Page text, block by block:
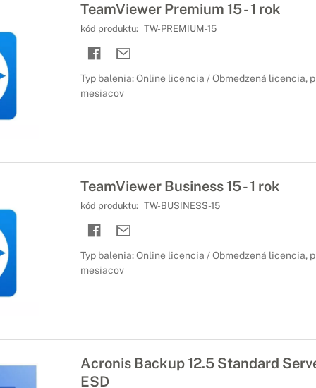
TeamViewer Premium 15 - 1 rok
kód produktu: TW-PREMIUM-15
Typ balenia: Online licencia / Obmedzená licencia,
mesiacov
TeamViewer Business 15 - 1 rok
kód produktu: TW-BUSINESS-15
Typ balenia: Online licencia / Obmedzená licencia,
mesiacov
Acronis Backup 12.5 Standard
ESD